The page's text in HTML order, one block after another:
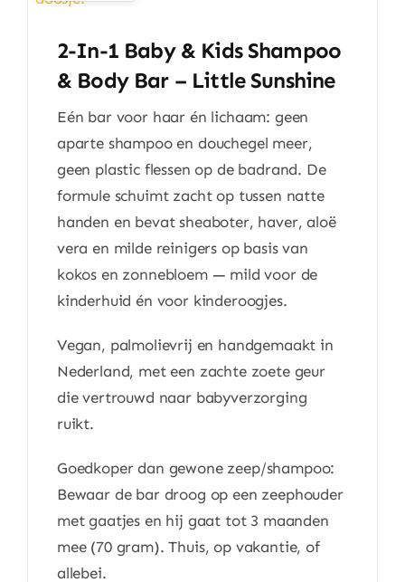
2-In-1 Baby & Kids Shampoo
& Body Bar – Little Sunshine
Eén bar voor haar én lichaam: geen
aparte shampoo en douchegel meer,
geen plastic flessen op de badrand. De
formule schuimt zacht op tussen natte
handen en bevat sheaboter, haver, aloë
vera en milde reinigers op basis van
kokos en zonnebloem — mild voor de
kinderhuid én voor kinderoogjes.
Vegan, palmolievrij en handgemaakt in
Nederland, met een zachte zoete geur
die vertrouwd naar babyverzorging
ruikt.
Goedkoper dan gewone zeep/shampoo:
Bewaar de bar droog op een zeephouder
met gaatjes en hij gaat tot 3 maanden
mee (70 gram). Thuis, op vakantie, of
allebei.